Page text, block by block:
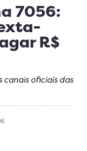
7056:
R$
canais oficiais das